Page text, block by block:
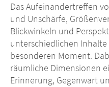
Das Aufeinandertreffen
und Unschärfe,
Blickwinkeln und
unterschiedlichen
besonderen Moment.
räumliche Dimensionen
Erinnerung, Gegenwart